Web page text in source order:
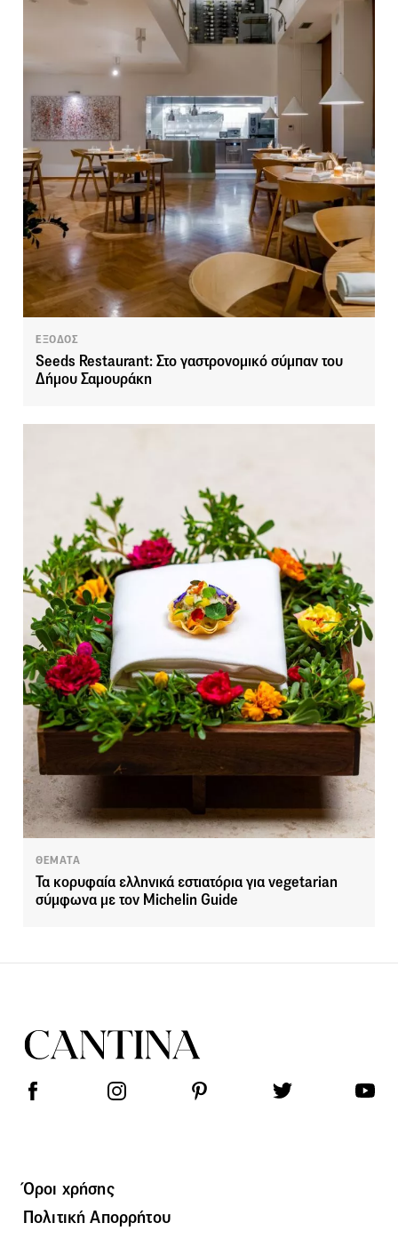
ΕΞΟΔΟΣ
Seeds Restaurant: Στο γαστρονομικό σύμπαν του
Δήμου Σαμουράκη
ΘΕΜΑΤΑ
Τα κορυφαία ελληνικά εστιατόρια για vegetarian
σύμφωνα με τον Michelin Guide
Όροι χρήσης
Πολιτική Απορρήτου